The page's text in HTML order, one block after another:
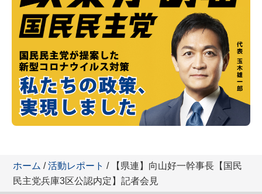
ホーム /活動レポート / 【県連】向山好一幹事長【国民
民主党兵庫3区公認内定】記者会見